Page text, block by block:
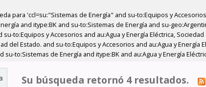
para 'ccl=su:"Sistemas de Energía" and su-to:Equipos y
and itype:BK and su-to:Sistemas de Energía and su-
su-to:Equipos y Accesorios and au:Agua y Energía Eléctrica,
del Estado. and su-to:Equipos y Accesorios and au:Agua y Energía
su-to:Sistemas de Energía and itype:BK and au:Agua y Energía
Su búsqueda retornó 4 resultados.